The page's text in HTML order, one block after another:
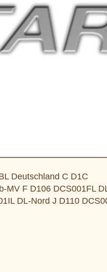
Deutschland C D1C
MV F D106 DCS001FL
DL-Nord J D110